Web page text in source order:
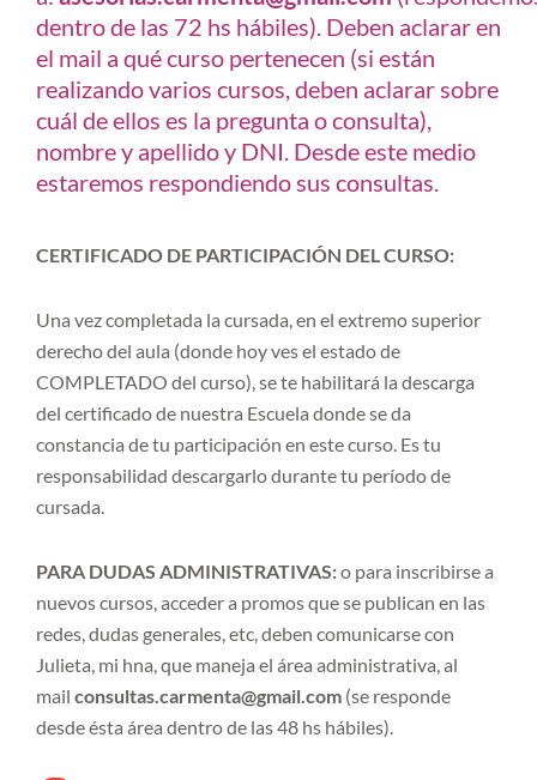
dentro de las 72 hs hábiles). Deben aclarar en
el mail a qué curso pertenecen (si están
realizando varios cursos, deben aclarar sobre
cuál de ellos es la pregunta o consulta),
nombre y apellido y DNI. Desde este medio
estaremos respondiendo sus consultas.
CERTIFICADO DE PARTICIPACIÓN DEL CURSO:
Una vez completada la cursada, en el extremo superior
derecho del aula (donde hoy ves el estado de
COMPLETADO del curso), se te habilitará la descarga
del certificado de nuestra Escuela donde se da
constancia de tu participación en este curso. Es tu
responsabilidad descargarlo durante tu período de
cursada.
PARA DUDAS ADMINISTRATIVAS:o para inscribirse a
nuevos cursos, acceder a promos que se publican en las
redes, dudas generales, etc, deben comunicarse con
Julieta, mi hna, que maneja el área administrativa, al
mail consultas.carmenta@gmail.com (se responde
desde ésta área dentro de las 48 hs hábiles).